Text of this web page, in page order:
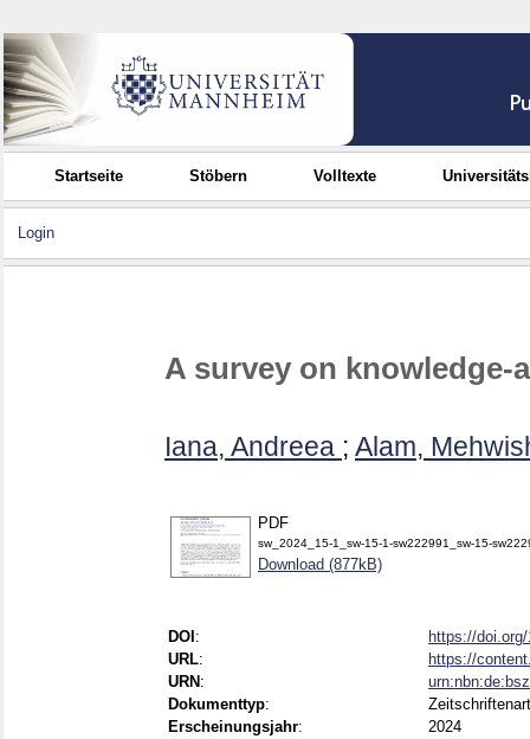
Startseite Stöbern Volltexte
Login
A survey on knowledge-
Iana, Andreea ; Alam,
PDF
sw_2024_15-1_sw-15-1-sw222991_sw-15-
Download (877kB)
DOI :
https://
URL:
https://
URN :
Dokumenttyp:
Erscheinungsjahr:
2024